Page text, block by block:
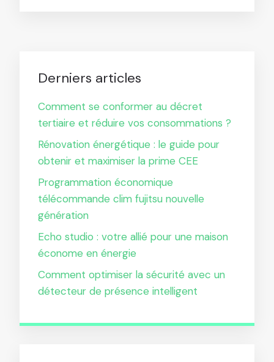
Derniers articles
Comment se conformer au décret
tertiaire et réduire vos consommations ?
Rénovation énergétique : le guide pour
obtenir et maximiser la prime CEE
Programmation économique
télécommande clim fujitsu nouvelle
génération
Echo studio : votre allié pour une maison
économe en énergie
Comment optimiser la sécurité avec un
détecteur de présence intelligent